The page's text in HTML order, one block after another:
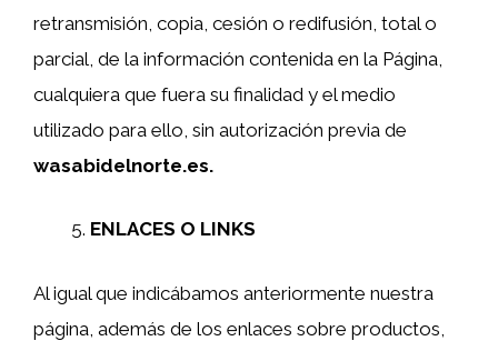
retransmisión, copia, cesión o redifusión, total o
parcial, de la información contenida en la Página,
cualquiera que fuera su finalidad y el medio
utilizado para ello, sin autorización previa de
wasabidelnorte.es.
ENLACES O LINKS
Al igual que indicábamos anteriormente nuestra
página, además de los enlaces sobre productos,